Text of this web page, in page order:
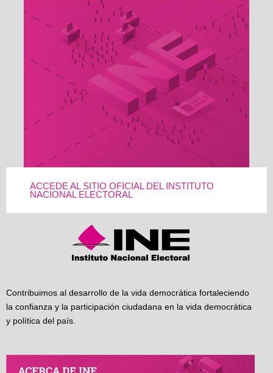
ACCEDE AL SITIO OFICIAL DEL INSTITUTO
NACIONAL ELECTORAL
Contribuimos al desarrollo de la vida democrática fortaleciendo
la confianza y la participación ciudadana en la vida democrática
y política del país.